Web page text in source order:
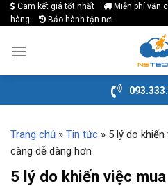
Skip
to
content
Cam kết giá tốt nhất Miễn phí vận
hàng
Bảo hành tận nơi
Trang chủ » Tin tức » 5 lý do
càng dễ dàng hơn
5 lý do khiến việc